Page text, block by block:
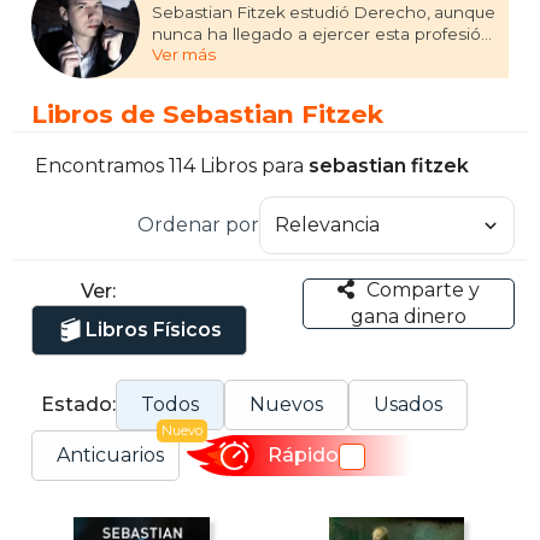
Sebastian Fitzek estudió Derecho, aunque
nunca ha llegado a ejercer esta profesión.
Ha trabajado en diferentes proyectos
mediáticos, también como redactor jefe y
alemanas. En la actualidad, vive y trabaja en
programas de una emisora berlinesa. Su
Bertelsmann y desde entonces todos sus
libros han llegado a ser superventas en su
país. Hasta el momento, sus novelas han
Ver más
Libros de Sebastian Fitzek
Encontramos 114 Libros para sebastian fitzek
Ordenar por
Ver:
Libros Físicos
Comparte y
gana dinero
Estado: Todos Nuevos Usados
Anticuarios
Nuevo
Rápido